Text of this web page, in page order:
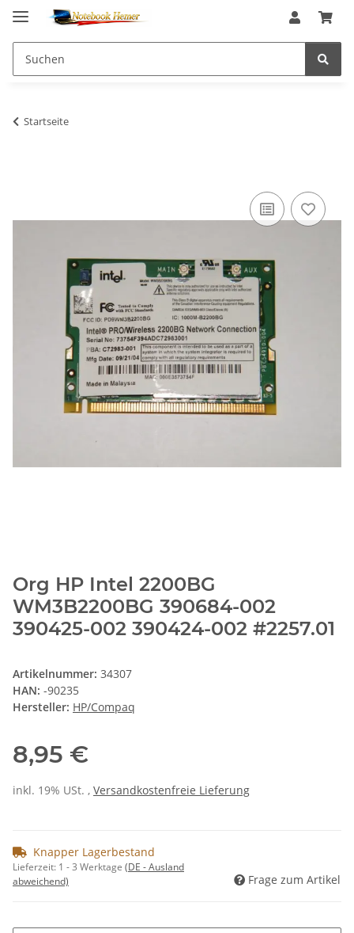
Startseite
Org HP Intel 2200BG
WM3B2200BG 390684-002
390425-002 390424-002 #2257.01
Artikelnummer: 34307
HAN: -90235
Hersteller: HP/Compaq
8,95 €
inkl. 19% USt. , Versandkostenfreie Lieferung
Knapper Lagerbestand
Lieferzeit: 1 - 3 Werktage (DE - Ausland
abweichend)
Frage zum Artikel